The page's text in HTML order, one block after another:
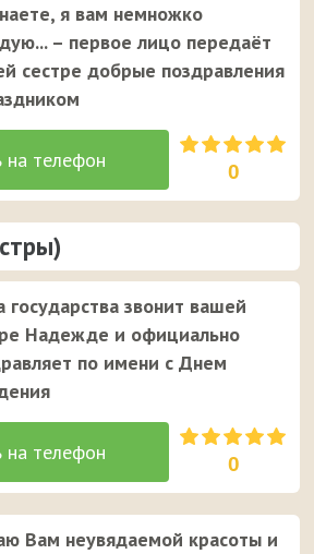
я вам немножко
– первое лицо передаёт
сестре добрые поздравления
0
государства звонит вашей
Надежде и официально
по имени с Днем
0
Вам неувядаемой красоты и